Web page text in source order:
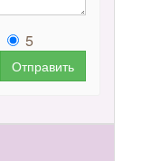
5
Отправить